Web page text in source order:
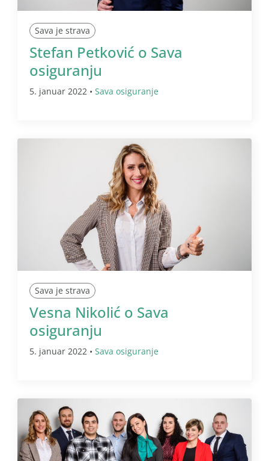
Sava je strava
Stefan Petković o Sava
osiguranju
5. januar 2022 • Sava osiguranje
Sava je strava
Vesna Nikolić o Sava
osiguranju
5. januar 2022 • Sava osiguranje